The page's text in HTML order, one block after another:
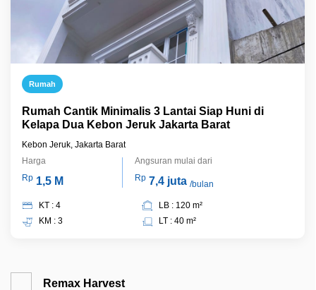
Rumah
Rumah Cantik Minimalis 3 Lantai Siap Huni di
Kelapa Dua Kebon Jeruk Jakarta Barat
Kebon Jeruk, Jakarta Barat
Harga
Rp 1,5 M
Angsuran mulai dari
Rp 7,4 juta /bulan
KT : 4
KM : 3
LB : 120 m²
LT : 40 m²
Remax Harvest